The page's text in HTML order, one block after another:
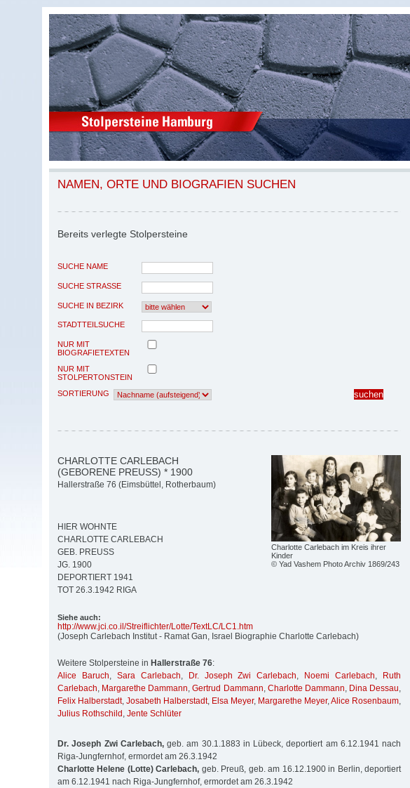
NAMEN, ORTE UND BIOGRAFIEN SUCHEN
Bereits verlegte Stolpersteine
SUCHE NAME
SUCHE STRASSE
SUCHE IN BEZIRK
STADTTEILSUCHE
NUR MIT
BIOGRAFIETEXTEN
NUR MIT
STOLPERTONSTEIN
SORTIERUNG
Charlotte Carlebach im Kreis ihrer
Kinder
© Yad Vashem Photo Archiv 1869/243
CHARLOTTE CARLEBACH
(GEBORENE PREUSS) * 1900
Hallerstraße 76 (Eimsbüttel, Rotherbaum)
HIER WOHNTE
CHARLOTTE CARLEBACH
GEB. PREUSS
JG. 1900
DEPORTIERT 1941
TOT 26.3.1942 RIGA
Siehe auch:
http://www.jci.co.il/Streiflichter/Lotte/TextLC/LC1.htm
(Joseph Carlebach Institut - Ramat Gan, Israel Biographie Charlotte Carlebach)
Weitere Stolpersteine in Hallerstraße 76:
Alice Baruch, Sara Carlebach, Dr. Joseph Zwi Carlebach, Noemi Carlebach,
Ruth
Carlebach, Margarethe Dammann,Gertrud Dammann, Charlotte Dammann, Dina Dessau,
Felix Halberstadt, Josabeth Halberstadt, Elsa Meyer, Margarethe Meyer,Alice Rosenbaum,
Julius Rothschild , Jente Schlüter
Dr. Joseph Zwi Carlebach,geb. am 30.1.1883 in Lübeck, deportiert am 6.12.1941 nach
Riga-Jungfernhof, ermordet am 26.3.1942
Charlotte Helene (Lotte) Carlebach, geb. Preuß, geb. am 16.12.1900 in Berlin, deportiert
am 6.12.1941 nach Riga-Jungfernhof, ermordet am 26.3.1942